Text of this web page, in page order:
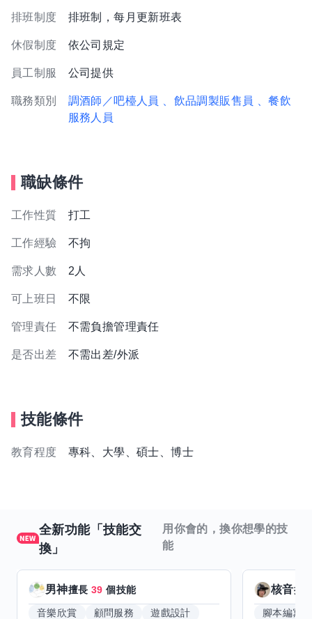
排班制度 排班制，每月更新班表
休假制度 依公司規定
員工制服 公司提供
職務類別 調酒師／吧檯人員 、飲品調製販售員
、餐飲
服務人員
職缺條件
工作性質 打工
工作經驗 不拘
需求人數 2人
可上班日 不限
管理責任 不需負擔管理責任
是否出差 不需出差/外派
技能條件
教育程度 專科、大學、碩士、博士
全新功能「技能交
換」
用你會的，換你想學的技
能
男神擅長39 個技能
音樂欣賞 顧問服務
遊戲設計
核音擅
腳本編寫